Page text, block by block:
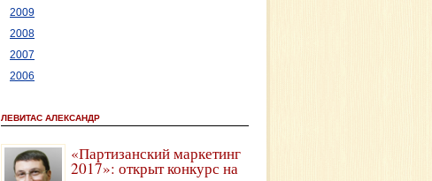
2009
2008
2007
2006
ЛЕВИТАС АЛЕКСАНДР
«Партизанский маркетинг
2017»: открыт конкурс на